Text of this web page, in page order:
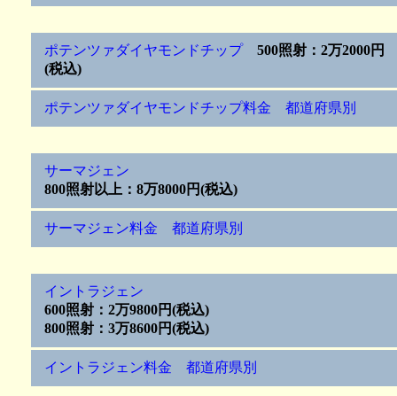
ポテンツァダイヤモンドチップ 500照射：2万2000円
(税込)
ポテンツァダイヤモンドチップ料金 都道府県別
サーマジェン
800照射以上：8万8000円(税込)
サーマジェン料金 都道府県別
イントラジェン
600照射：2万9800円(税込)
800照射：3万8600円(税込)
イントラジェン料金 都道府県別